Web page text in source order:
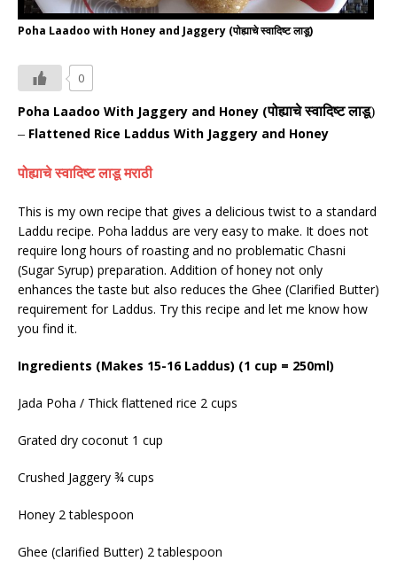
Poha Laadoo with Honey and Jaggery (पोह्याचे स्वादिष्ट लाडू)
0
Poha Laadoo With Jaggery and Honey (पोह्याचेस्वादिष्टलाडू)
– Flattened Rice Laddus With Jaggery and Honey
पोह्याचेस्वादिष्टलाडू मराठी
This is my own recipe that gives a delicious twist to a standard
Laddu recipe. Poha laddus are very easy to make. It does not
require long hours of roasting and no problematic Chasni
(Sugar Syrup) preparation. Addition of honey not only
enhances the taste but also reduces the Ghee (Clarified Butter)
requirement for Laddus. Try this recipe and let me know how
you find it.
Ingredients (Makes 15-16 Laddus) (1 cup = 250ml)
Jada Poha / Thick flattened rice 2 cups
Grated dry coconut 1 cup
Crushed Jaggery ¾ cups
Honey 2 tablespoon
Ghee (clarified Butter) 2 tablespoon